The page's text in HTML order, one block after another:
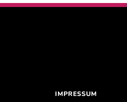
IMPRESSUM